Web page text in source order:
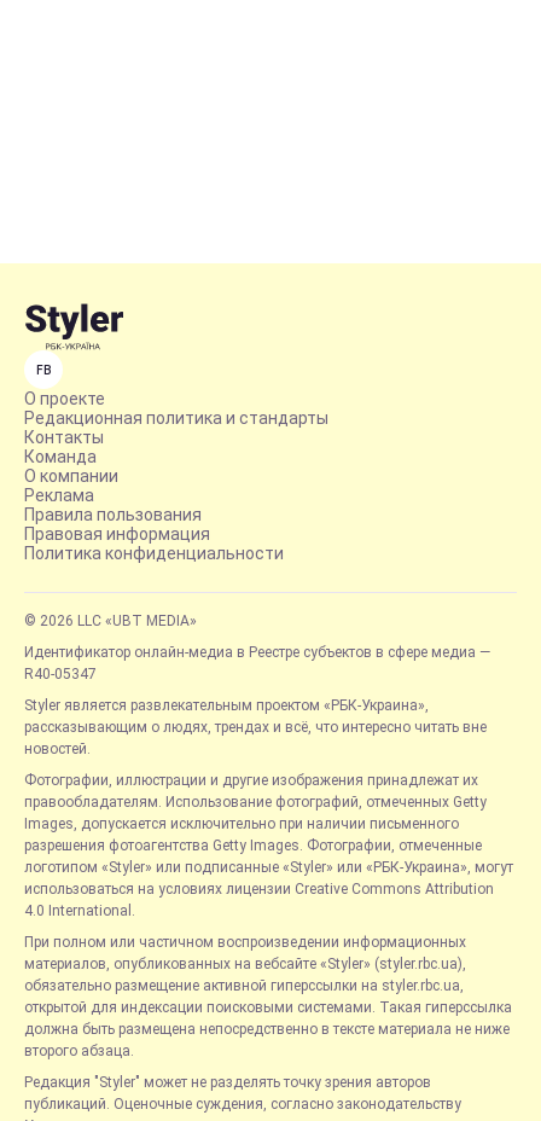
FB
О проекте
Редакционная политика и стандарты
Контакты
Команда
О компании
Реклама
Правила пользования
Правовая информация
Политика конфиденциальности
© 2026 LLC «UBT MEDIA»
Идентификатор онлайн-медиа в Реестре субъектов в сфере медиа —
R40-05347
Styler является развлекательным проектом «РБК-Украина»,
рассказывающим о людях, трендах и всё, что интересно читать вне
новостей.
Фотографии, иллюстрации и другие изображения принадлежат их
правообладателям. Использование фотографий, отмеченных Getty
Images, допускается исключительно при наличии письменного
разрешения фотоагентства Getty Images. Фотографии, отмеченные
логотипом «Styler» или подписанные «Styler» или «РБК-Украина», могут
использоваться на условиях лицензии Creative Commons Attribution
4.0 International.
При полном или частичном воспроизведении информационных
материалов, опубликованных на вебсайте «Styler» (styler.rbc.ua),
обязательно размещение активной гиперссылки на styler.rbc.ua,
открытой для индексации поисковыми системами. Такая гиперссылка
должна быть размещена непосредственно в тексте материала не ниже
второго абзаца.
Редакция "Styler" может не разделять точку зрения авторов
публикаций. Оценочные суждения, согласно законодательству